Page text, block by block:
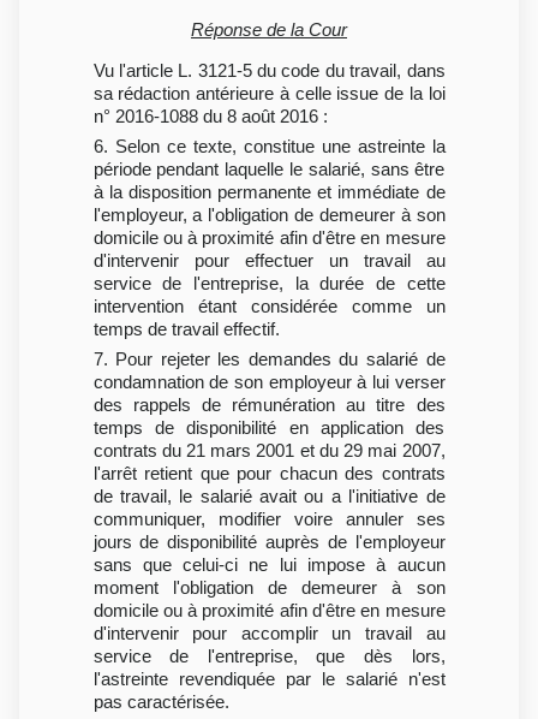
Réponse de la Cour
Vu l'article L. 3121-5 du code du travail, dans
sa rédaction antérieure à celle issue de la loi
n° 2016-1088 du 8 août 2016 :
6. Selon ce texte, constitue une astreinte la
période pendant laquelle le salarié, sans être
à la disposition permanente et immédiate de
l'employeur, a l'obligation de demeurer à son
domicile ou à proximité afin d'être en mesure
d'intervenir pour effectuer un travail au
service de l'entreprise, la durée de cette
intervention étant considérée comme un
temps de travail effectif.
7. Pour rejeter les demandes du salarié de
condamnation de son employeur à lui verser
des rappels de rémunération au titre des
temps de disponibilité en application des
contrats du 21 mars 2001 et du 29 mai 2007,
l'arrêt retient que pour chacun des contrats
de travail, le salarié avait ou a l'initiative de
communiquer, modifier voire annuler ses
jours de disponibilité auprès de l'employeur
sans que celui-ci ne lui impose à aucun
moment l'obligation de demeurer à son
domicile ou à proximité afin d'être en mesure
d'intervenir pour accomplir un travail au
service de l'entreprise, que dès lors,
l'astreinte revendiquée par le salarié n'est
pas caractérisée.